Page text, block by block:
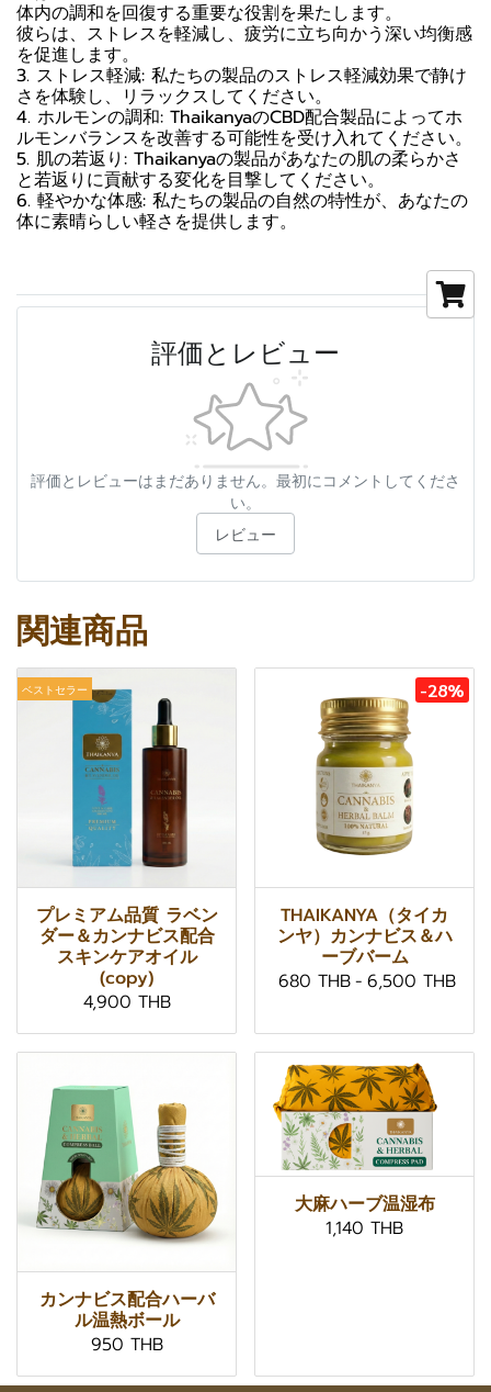
体内の調和を回復する重要な役割を果たします。
彼らは、ストレスを軽減し、疲労に立ち向かう深い均衡感
を促進します。
3. ストレス軽減: 私たちの製品のストレス軽減効果で静け
さを体験し、リラックスしてください。
4. ホルモンの調和: ThaikanyaのCBD配合製品によってホ
ルモンバランスを改善する可能性を受け入れてください。
5. 肌の若返り: Thaikanyaの製品があなたの肌の柔らかさ
と若返りに貢献する変化を目撃してください。
6. 軽やかな体感: 私たちの製品の自然の特性が、あなたの
体に素晴らしい軽さを提供します。
評価とレビュー
評価とレビューはまだありません。最初にコメントしてくださ
い。
レビュー
関連商品
ベストセラー
プレミアム品質 ラベン
ダー＆カンナビス配合
スキンケアオイル
(copy)
4,900 THB
-28%
THAIKANYA（タイカ
ンヤ）カンナビス＆ハ
ーブバーム
680 THB- 6,500 THB
カンナビス配合ハーバ
ル温熱ボール
950 THB
大麻ハーブ温湿布
1,140 THB